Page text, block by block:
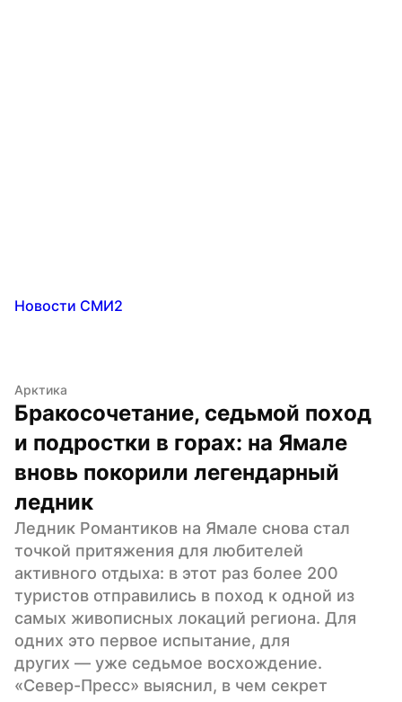
Новости СМИ2
Арктика
Бракосочетание, седьмой поход
и подростки в горах: на Ямале
вновь покорили легендарный
ледник
Ледник Романтиков на Ямале снова стал
точкой притяжения для любителей
активного отдыха: в этот раз более 200
туристов отправились в поход к одной из
самых живописных локаций региона. Для
одних это первое испытание, для
других — уже седьмое восхождение.
«Север-Пресс» выяснил, в чем секрет